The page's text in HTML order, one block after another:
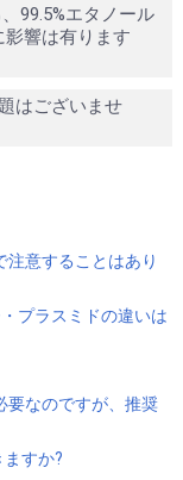
99.5%エタノール
響は有ります
はございませ
注意することはあり
プラスミドの違いは
要なのですが、推奨
すか?